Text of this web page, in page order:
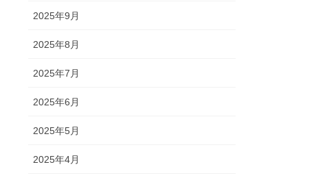
2025年9月
2025年8月
2025年7月
2025年6月
2025年5月
2025年4月